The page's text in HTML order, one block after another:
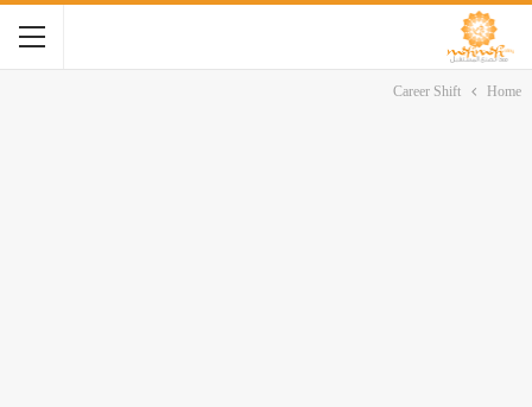
Home
Career Shift